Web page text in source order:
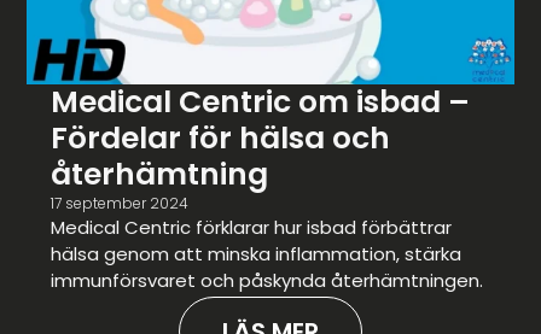
Medical Centric om isbad –
Fördelar för hälsa och
återhämtning
17 september 2024
Medical Centric förklarar hur isbad förbättrar
hälsa genom att minska inflammation, stärka
immunförsvaret och påskynda återhämtningen.